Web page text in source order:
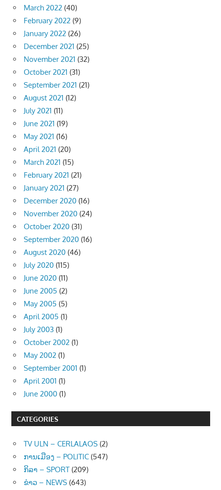
March 2022 (40)
February 2022 (9)
January 2022 (26)
December 2021 (25)
November 2021 (32)
October 2021 (31)
September 2021 (21)
August 2021 (12)
July 2021 (11)
June 2021 (19)
May 2021 (16)
April 2021 (20)
March 2021 (15)
February 2021 (21)
January 2021 (27)
December 2020 (16)
November 2020 (24)
October 2020 (31)
September 2020 (16)
August 2020 (46)
July 2020 (115)
June 2020 (11)
June 2005 (2)
May 2005 (5)
April 2005 (1)
July 2003 (1)
October 2002 (1)
May 2002 (1)
September 2001 (1)
April 2001 (1)
June 2000 (1)
CATEGORIES
TV ULN – CERLALAOS (2)
ການເມືອງ – POLITIC (547)
ກິລາ – SPORT (209)
ຂ່າວ – NEWS (643)